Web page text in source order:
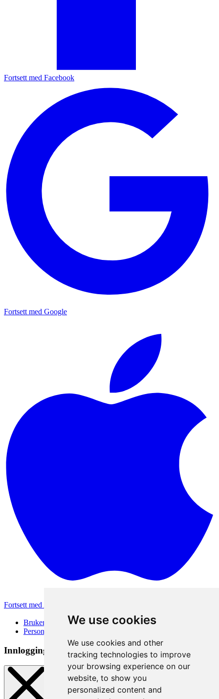
We use cookies
We use cookies and other
tracking technologies to improve
your browsing experience on our
website, to show you
personalized content and
Fortsett med Facebook
Fortsett med Google
Fortsett med Apple
Brukervilkår
Personvernerklæring
Innloggingsmetode